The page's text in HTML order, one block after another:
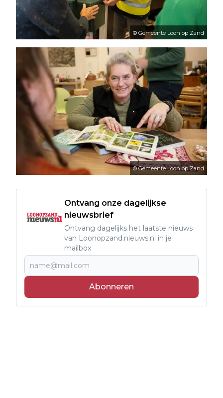
© Gemeente Loon op Zand
© Gemeente Loon op Zand
Ontvang onze dagelijkse
nieuwsbrief
Ontvang dagelijks het laatste nieuws
van Loonopzand.nieuws.nl in je
mailbox
Abonneren